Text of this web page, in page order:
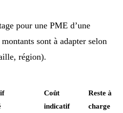
pour une PME d’une
sont à adapter selon
région).
Coût
indicatif
Reste à
charge